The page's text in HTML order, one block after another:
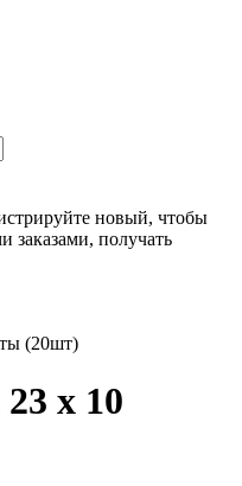
новый, чтобы
заказами, получать
(20шт)
х 10